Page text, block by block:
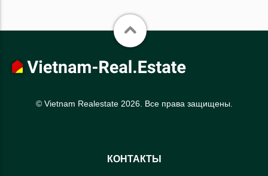
© Vietnam Realestate 2026. Все права защищены.
КОНТАКТЫ